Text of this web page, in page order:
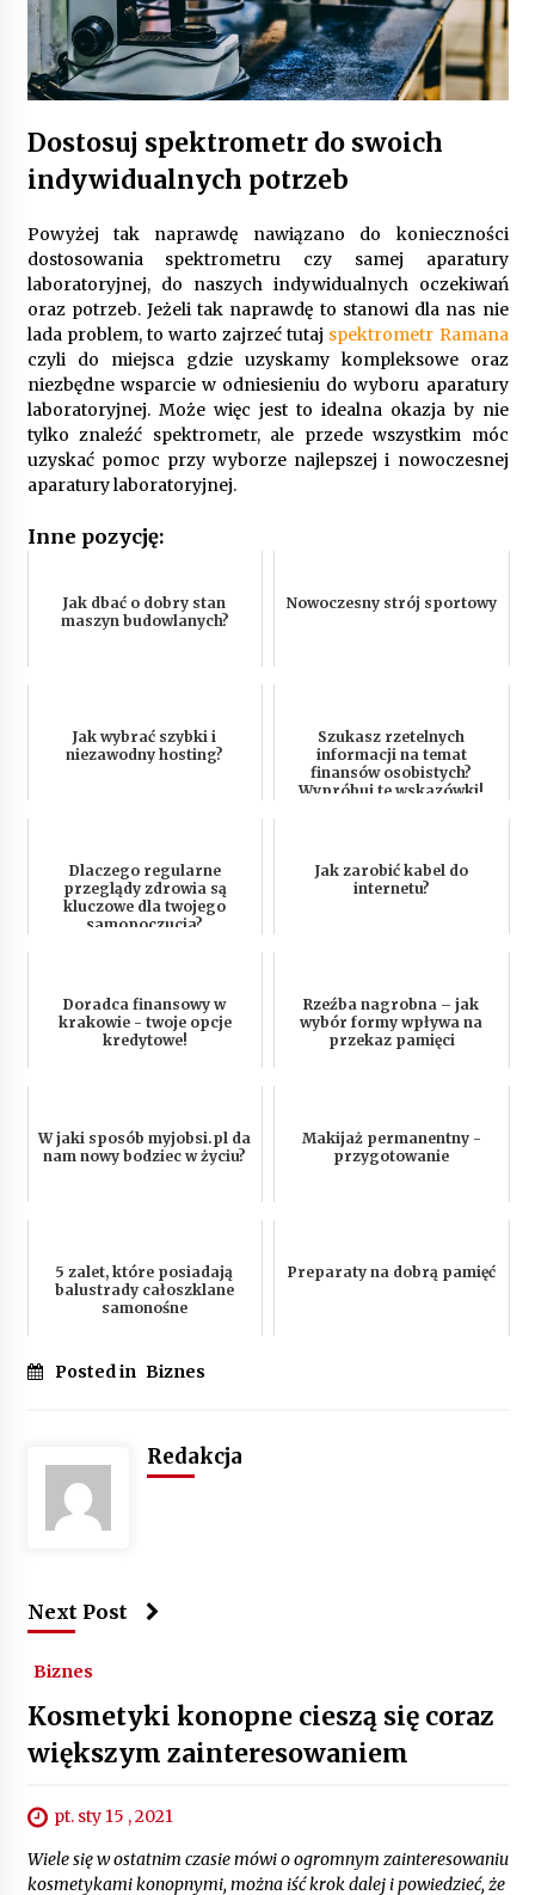
Dostosuj spektrometr do swoich
indywidualnych potrzeb
Powyżej tak naprawdę nawiązano do konieczności
dostosowania spektrometru czy samej aparatury
laboratoryjnej, do naszych indywidualnych oczekiwań
oraz potrzeb. Jeżeli tak naprawdę to stanowi dla nas nie
lada problem, to warto zajrzeć tutaj spektrometr Ramana
czyli do miejsca gdzie uzyskamy kompleksowe oraz
niezbędne wsparcie w odniesieniu do wyboru aparatury
laboratoryjnej. Może więc jest to idealna okazja by nie
tylko znaleźć spektrometr, ale przede wszystkim móc
uzyskać pomoc przy wyborze najlepszej i nowoczesnej
aparatury laboratoryjnej.
Inne pozycję:
Jak dbać o dobry stan
maszyn budowlanych?
Nowoczesny strój sportowy
Jak wybrać szybki i
niezawodny hosting?
Szukasz rzetelnych
informacji na temat
finansów osobistych?
Wypróbuj te wskazówki!
Dlaczego regularne
przeglądy zdrowia są
kluczowe dla twojego
samopoczucia?
Jak zarobić kabel do
internetu?
Doradca finansowy w
krakowie - twoje opcje
kredytowe!
Rzeźba nagrobna – jak
wybór formy wpływa na
przekaz pamięci
W jaki sposób myjobsi.pl da
nam nowy bodziec w życiu?
Makijaż permanentny -
przygotowanie
5 zalet, które posiadają
balustrady całoszklane
samonośne
Preparaty na dobrą pamięć
Posted in Biznes
Redakcja
Next Post
Biznes
Kosmetyki konopne cieszą się coraz
większym zainteresowaniem
pt. sty 15 , 2021
Wiele się w ostatnim czasie mówi o ogromnym zainteresowaniu
kosmetykami konopnymi, można iść krok dalej i powiedzieć, że